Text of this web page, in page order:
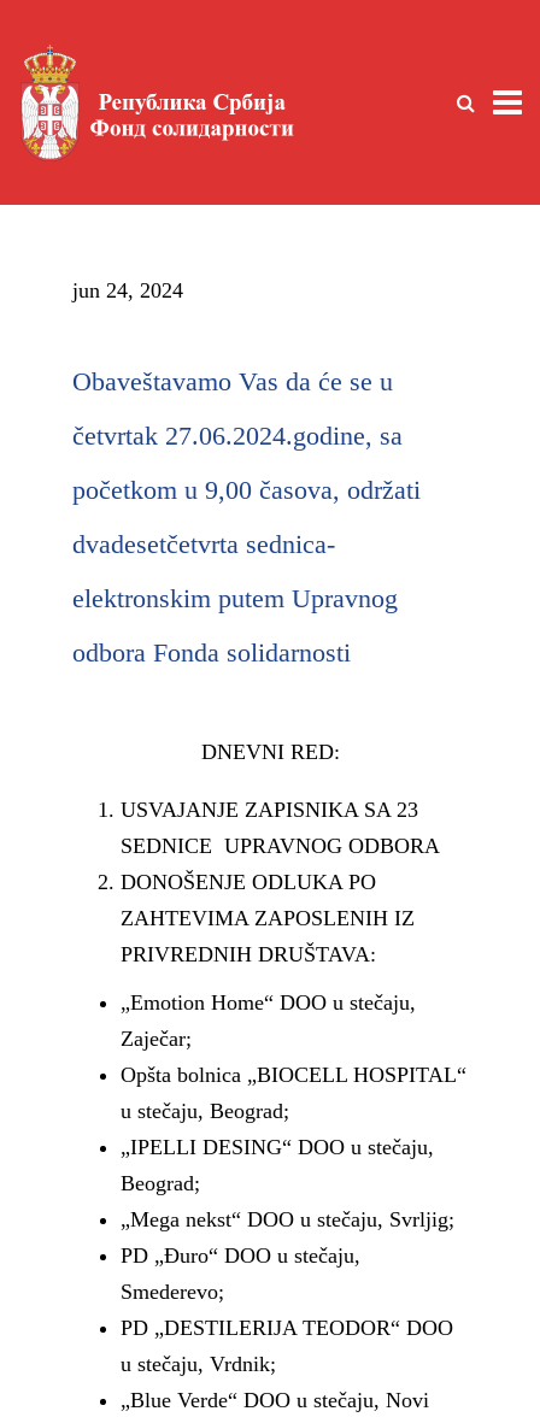
jun 24, 2024
Obaveštavamo Vas da će se u
četvrtak 27.06.2024.godine, sa
početkom u 9,00 časova, održati
dvadesetčetvrta sednica-
elektronskim putem Upravnog
odbora Fonda solidarnosti
DNEVNI RED:
USVAJANJE ZAPISNIKA SA 23
SEDNICE UPRAVNOG ODBORA
DONOŠENJE ODLUKA PO
ZAHTEVIMA ZAPOSLENIH IZ
PRIVREDNIH DRUŠTAVA:
„Emotion Home“ DOO u stečaju,
Zaječar;
Opšta bolnica „BIOCELL HOSPITAL“
u stečaju, Beograd;
„IPELLI DESING“ DOO u stečaju,
Beograd;
„Mega nekst“ DOO u stečaju, Svrljig;
PD „Đuro“ DOO u stečaju,
Smederevo;
PD „DESTILERIJA TEODOR“ DOO
u stečaju, Vrdnik;
„Blue Verde“ DOO u stečaju, Novi